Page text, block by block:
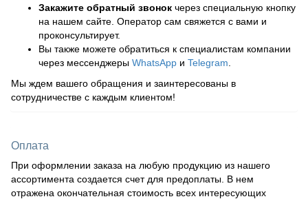
Закажите обратный звонок через специальную кнопку
на нашем сайте. Оператор сам свяжется с вами и
проконсультирует.
Вы также можете обратиться к специалистам компании
через мессенджеры WhatsApp и Telegram
Мы ждем вашего обращения и заинтересованы в
сотрудничестве с каждым клиентом!
Оплата
При оформлении заказа на любую продукцию из нашего
ассортимента создается счет для предоплаты. В нем
отражена окончательная стоимость всех интересующих